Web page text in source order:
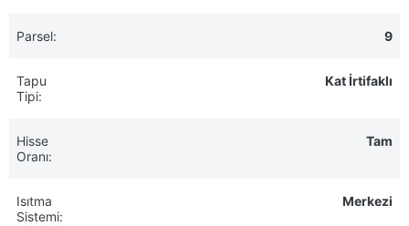
Parsel: 9
Tapu
Tipi:
Kat İrtifaklı
Hisse
Oranı:
Tam
Isıtma
Sistemi:
Merkezi